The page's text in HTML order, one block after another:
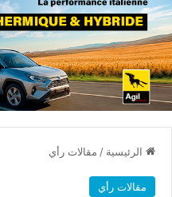
الرئيسية / مقالات رأي
مقالات رأي